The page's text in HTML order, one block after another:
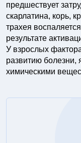
предшествует
скарлатина, корь,
трахея
результате
У взрослых
развитию болезни,
химическими